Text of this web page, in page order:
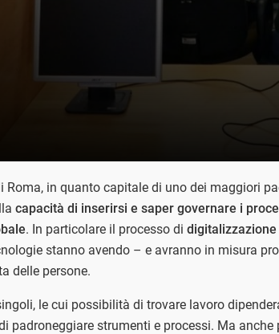
Roma, in quanto capitale di uno dei maggiori
capacità di inserirsi e saper governare i
. In particolare il processo di digitalizzazione
stanno avendo – e avranno in misura
delle persone.
le cui possibilità di trovare lavoro
padroneggiare strumenti e processi. Ma